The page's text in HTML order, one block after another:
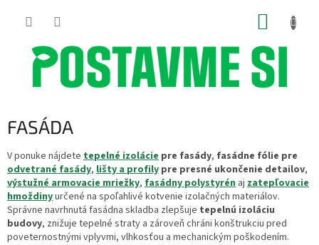
FASÁDA
V ponuke nájdete tepelné izolácie pre fasády, fasádne fólie pre
odvetrané fasády, lišty a profily pre presné ukončenie detailov,
výstužné armovacie mriežky, fasádny polystyrén aj zatepľovacie
hmoždinyurčené na spoľahlivé kotvenie izolačných materiálov.
Správne navrhnutá fasádna skladba zlepšuje tepelnú izoláciu
budovy, znižuje tepelné straty a zároveň chráni konštrukciu pred
poveternostnými vplyvmi, vlhkosťou a mechanickým poškodením.